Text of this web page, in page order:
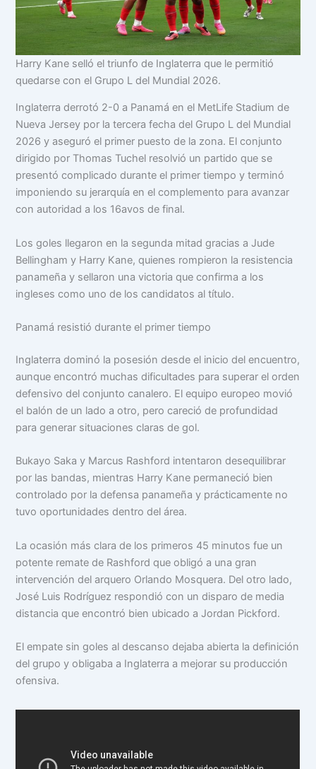
Harry Kane selló el triunfo de Inglaterra que le permitió
quedarse con el Grupo L del Mundial 2026.
Inglaterra derrotó 2-0 a Panamá en el MetLife Stadium de
Nueva Jersey por la tercera fecha del Grupo L del Mundial
2026 y aseguró el primer puesto de la zona. El conjunto
dirigido por Thomas Tuchel resolvió un partido que se
presentó complicado durante el primer tiempo y terminó
imponiendo su jerarquía en el complemento para avanzar
con autoridad a los 16avos de final.
Los goles llegaron en la segunda mitad gracias a Jude
Bellingham y Harry Kane, quienes rompieron la resistencia
panameña y sellaron una victoria que confirma a los
ingleses como uno de los candidatos al título.
Panamá resistió durante el primer tiempo
Inglaterra dominó la posesión desde el inicio del encuentro,
aunque encontró muchas dificultades para superar el orden
defensivo del conjunto canalero. El equipo europeo movió
el balón de un lado a otro, pero careció de profundidad
para generar situaciones claras de gol.
Bukayo Saka y Marcus Rashford intentaron desequilibrar
por las bandas, mientras Harry Kane permaneció bien
controlado por la defensa panameña y prácticamente no
tuvo oportunidades dentro del área.
La ocasión más clara de los primeros 45 minutos fue un
potente remate de Rashford que obligó a una gran
intervención del arquero Orlando Mosquera. Del otro lado,
José Luis Rodríguez respondió con un disparo de media
distancia que encontró bien ubicado a Jordan Pickford.
El empate sin goles al descanso dejaba abierta la definición
del grupo y obligaba a Inglaterra a mejorar su producción
ofensiva.